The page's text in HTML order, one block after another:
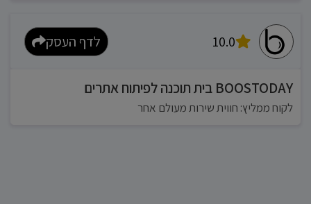
10.0 לדף העסק
BOOSTODAY בית תוכנה לפיתוח אתרים
לקוח ממליץ: חווית שירות מעולם אחר